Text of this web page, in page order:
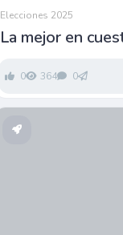
Elecciones 2025
La mejor en
0 364 0